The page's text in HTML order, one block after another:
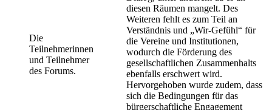
Die
Teilnehmerinnen
und Teilnehmer
des Forums.
diesen Räumen mangelt. Des
Weiteren fehlt es zum Teil an
Verständnis und „Wir-Gefühl“ für
die Vereine und Institutionen,
wodurch die Förderung des
gesellschaftlichen Zusammenhalts
ebenfalls erschwert wird.
Hervorgehoben wurde zudem, dass
sich die Bedingungen für das
bürgerschaftliche Engagement